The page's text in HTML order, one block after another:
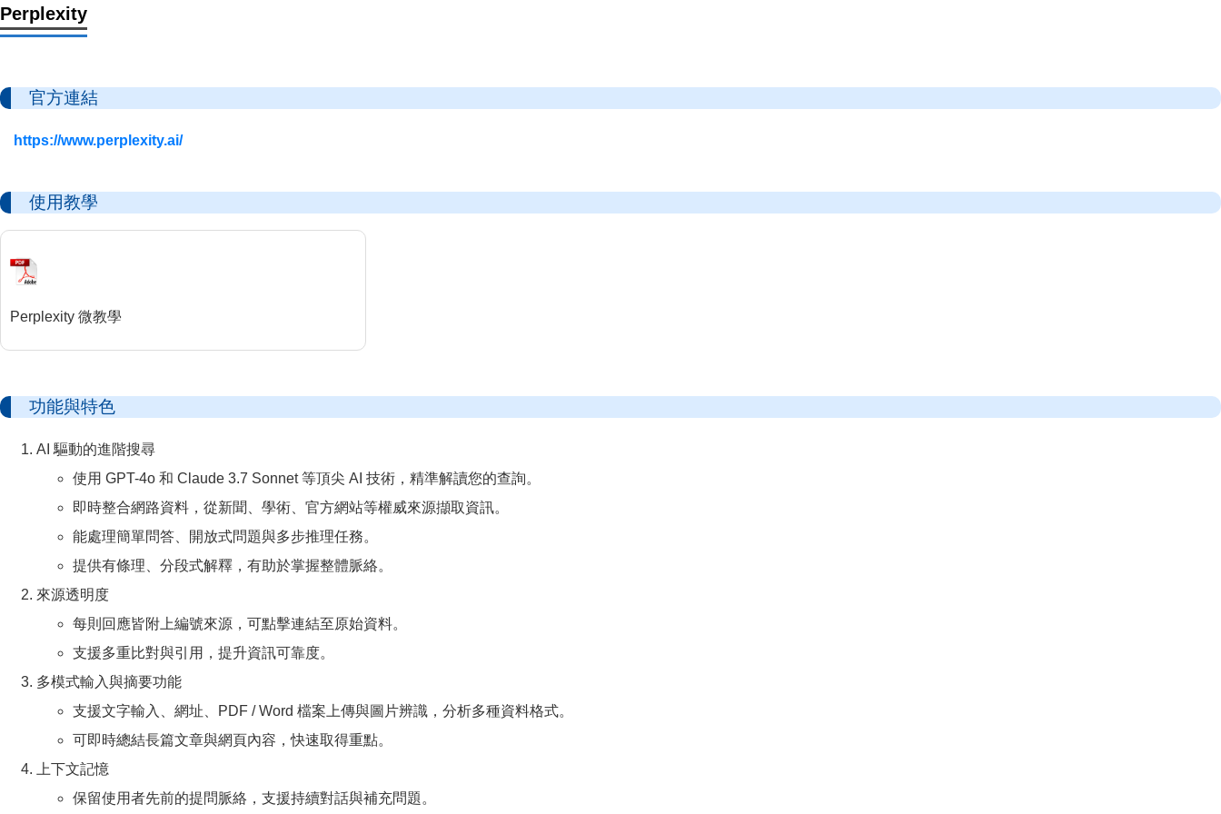
Perplexity
官方連結
https://www.perplexity.ai/
使用教學
Perplexity 微教學
功能與特色
AI 驅動的進階搜尋
使用 GPT-4o 和 Claude 3.7 Sonnet 等頂尖 AI 技術，精準解讀您的查詢。
即時整合網路資料，從新聞、學術、官方網站等權威來源擷取資訊。
能處理簡單問答、開放式問題與多步推理任務。
提供有條理、分段式解釋，有助於掌握整體脈絡。
來源透明度
每則回應皆附上編號來源，可點擊連結至原始資料。
支援多重比對與引用，提升資訊可靠度。
多模式輸入與摘要功能
支援文字輸入、網址、PDF / Word 檔案上傳與圖片辨識，分析多種資料格式。
可即時總結長篇文章與網頁內容，快速取得重點。
上下文記憶
保留使用者先前的提問脈絡，支援持續對話與補充問題。